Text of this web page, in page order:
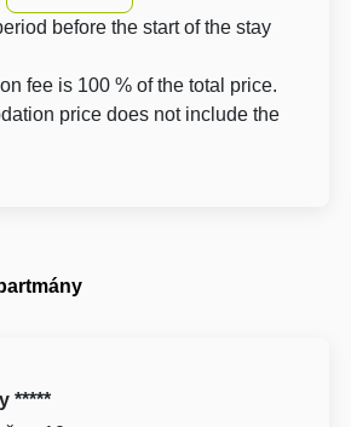
before the start of the stay
fee is 100 % of the total price.
price does not include the
*****